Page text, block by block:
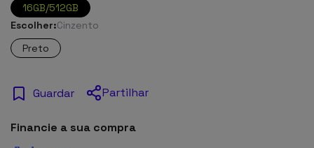
16GB/512GB
Escolher:Cinzento
Preto
Guardar Partilhar
Financie a sua compra